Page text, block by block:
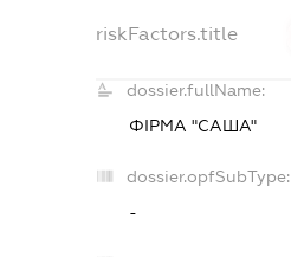
riskFactors.title
dossier.fullName:
ФІРМА "САША"
dossier.opfSubType:
-